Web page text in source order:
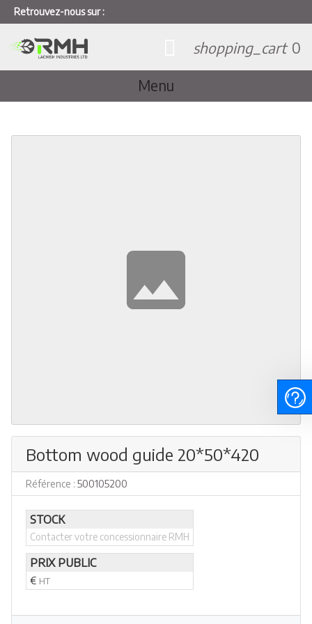
Retrouvez-nous sur :
Menu
shopping_cart 0
Bottom wood guide 20*50*420
Référence : 500105200
STOCK
Contacter votre concessionnaire RMH
PRIX PUBLIC
€ HT